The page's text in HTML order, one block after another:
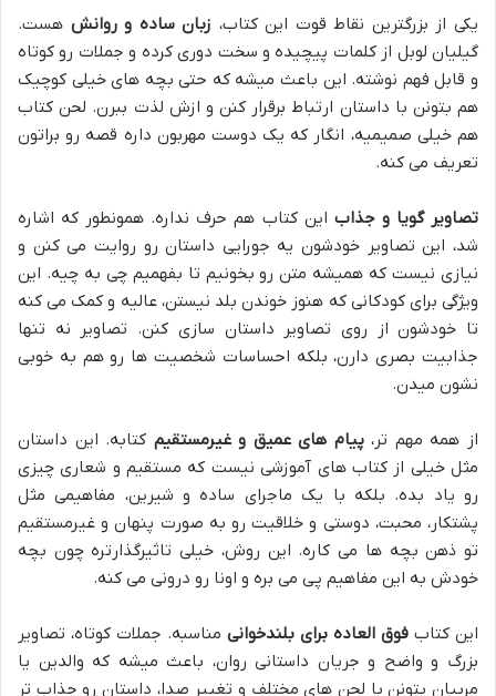
یکی از بزرگترین نقاط قوت این کتاب، زبان ساده و روانش هست.
گیلیان لوبل از کلمات پیچیده و سخت دوری کرده و جملات رو کوتاه
و قابل فهم نوشته. این باعث میشه که حتی بچه های خیلی کوچیک
هم بتونن با داستان ارتباط برقرار کنن و ازش لذت ببرن. لحن کتاب
هم خیلی صمیمیه، انگار که یک دوست مهربون داره قصه رو براتون
تعریف می کنه.
تصاویر گویا و جذاب این کتاب هم حرف نداره. همونطور که اشاره
شد، این تصاویر خودشون یه جورایی داستان رو روایت می کنن و
نیازی نیست که همیشه متن رو بخونیم تا بفهمیم چی به چیه. این
ویژگی برای کودکانی که هنوز خوندن بلد نیستن، عالیه و کمک می کنه
تا خودشون از روی تصاویر داستان سازی کنن. تصاویر نه تنها
جذابیت بصری دارن، بلکه احساسات شخصیت ها رو هم به خوبی
نشون میدن.
از همه مهم تر،پیام های عمیق و غیرمستقیم کتابه. این داستان
مثل خیلی از کتاب های آموزشی نیست که مستقیم و شعاری چیزی
رو یاد بده. بلکه با یک ماجرای ساده و شیرین، مفاهیمی مثل
پشتکار، محبت، دوستی و خلاقیت رو به صورت پنهان و غیرمستقیم
تو ذهن بچه ها می کاره. این روش، خیلی تاثیرگذارتره چون بچه
خودش به این مفاهیم پی می بره و اونا رو درونی می کنه.
این کتاب فوق العاده برای بلندخوانی مناسبه. جملات کوتاه، تصاویر
بزرگ و واضح و جریان داستانی روان، باعث میشه که والدین یا
مربیان بتونن با لحن های مختلف و تغییر صدا، داستان رو جذاب تر